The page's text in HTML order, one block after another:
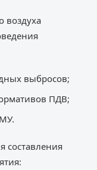
воздуха
выбросов;
ПДВ;
составления